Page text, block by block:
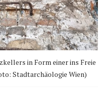
in Form einer ins Freie
Stadtarchäologie Wien)